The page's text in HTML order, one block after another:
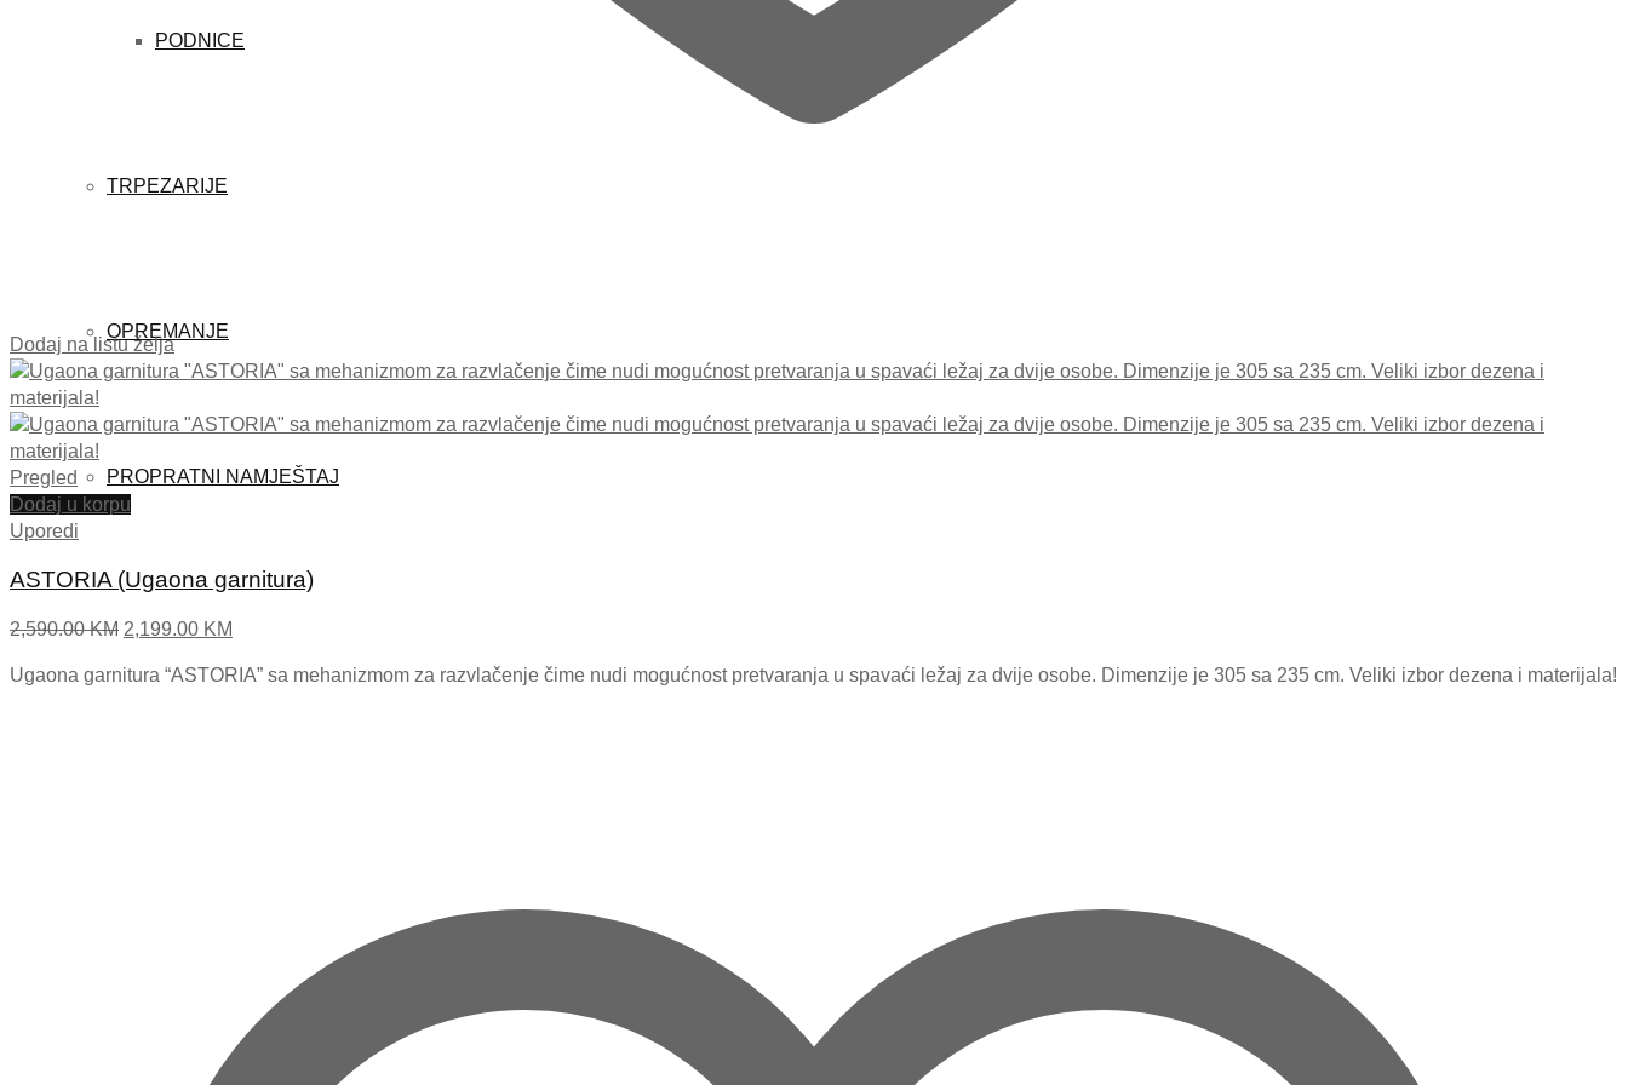
PODNICE
TRPEZARIJE
OPREMANJE
PROPRATNI NAMJEŠTAJ
Dodaj na listu želja
Pregled
Dodaj u korpu
Uporedi
ASTORIA (Ugaona garnitura)
2,590.00KM Original
was:
2,199.00 KM
is:
Ugaona garnitura “ASTORIA” sa mehanizmom za razvlačenje čime nudi mogućnost pretvaranja u spavaći ležaj za dvije osobe. Dimenzije je 305 sa 235 cm. Veliki izbor dezena i materijala!